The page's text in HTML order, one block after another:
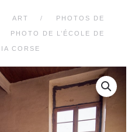
ART PHOTOS DE
PHOTO DE L’ÉCOLE DE
CORSE